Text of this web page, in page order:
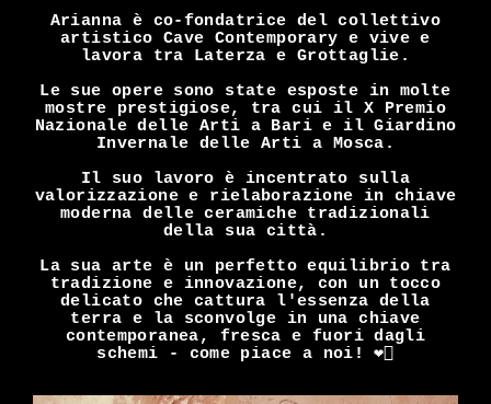
Arianna è co-fondatrice del collettivo
artistico Cave Contemporary e vive e
lavora tra Laterza e Grottaglie.
Le sue opere sono state esposte in molte
mostre prestigiose, tra cui il X Premio
Nazionale delle Arti a Bari e il Giardino
Invernale delle Arti a Mosca.
Il suo lavoro è incentrato sulla
valorizzazione e rielaborazione in chiave
moderna delle ceramiche tradizionali
della sua città.
La sua arte è un perfetto equilibrio tra
tradizione e innovazione, con un tocco
delicato che cattura l'essenza della
terra e la sconvolge in una chiave
contemporanea, fresca e fuori dagli
schemi - come piace a noi! ❤️‍🔥